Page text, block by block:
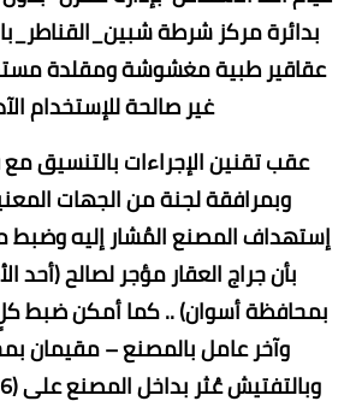
بدائرة مركز شرطة
عقاقير طبية مغشوشة ومقلدة
غير صالحة للإستخدام
عقب تقنين الإجراءات بالتنسيق مع
وبمرافقة لجنة من الجهات
إستهداف المصنع المُشار إليه وضبط
بأن جراج العقار مؤجر لصالح
بمحافظة أسوان) .. كما أمكن ضبط
وآخر عامل بالمصنع – مقيمان